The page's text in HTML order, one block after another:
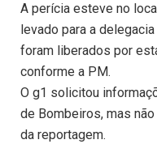
A perícia esteve no
levado para a
foram liberados por
conforme a PM.
O g1 solicitou
de Bombeiros, mas
da reportagem.